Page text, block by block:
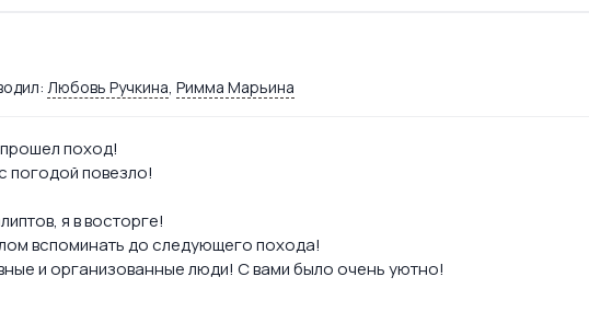
Любовь Ручкина, Римма Марьина
поход!
погодой повезло!
я в восторге!
вспоминать до следующего похода!
и организованные люди! С вами было очень уютно!